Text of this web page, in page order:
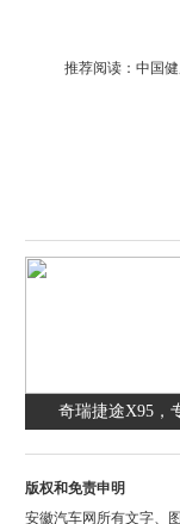
推荐阅读： 中国
奇瑞捷途X95，
版权和免责申明
安徽汽车网所有文字、